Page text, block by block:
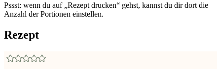
Pssst: wenn du auf „Rezept drucken“ gehst, kannst du dir dort die
Anzahl der Portionen einstellen.
Rezept